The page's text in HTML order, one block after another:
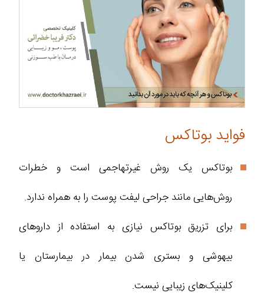
فواید بوتاکس
بوتاکس یک روش غیرتهاجمی است و خطرات
روش‌هایی مانند جراحی لیفت پوست را به همراه ندارد.
برای تزریق بوتاکس نیازی به استفاده از داروهای
بیهوشی و بستری شدن بیمار در بیمارستان یا
کلینیک‌های زیبایی نیست.